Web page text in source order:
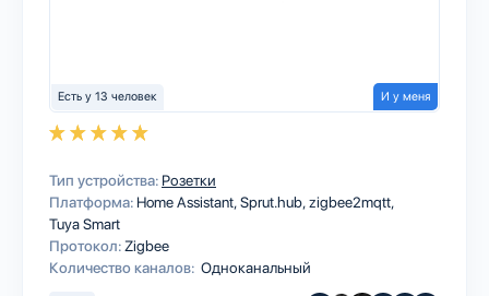
Есть у 13 человек И у меня
Тип устройства: Розетки
Платформа: Home AssistantSprut.hubzigbee2mqtt
Tuya Smart
Протокол: Zigbee
Количество каналов: Одноканальный